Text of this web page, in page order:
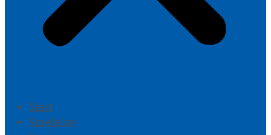
Start
Spielplan